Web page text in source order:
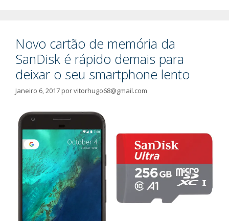
Novo cartão de memória da
SanDisk é rápido demais para
deixar o seu smartphone lento
Janeiro 6, 2017porvitorhugo68@gmail.com